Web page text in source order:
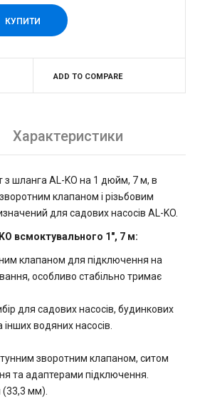
ADD TO COMPARE
Характеристики
з шланга AL-KO на 1 дюйм, 7 м, в
клапаном і різьбовим
для садових насосів AL-KO.
всмоктувального 1", 7 м:
клапаном для підключення на
особливо стабільно тримає
для садових насосів, будинкових
водяних насосів.
зворотним клапаном, ситом
та адаптерами підключення.
мм).